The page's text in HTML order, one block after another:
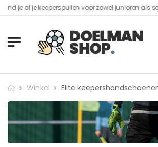
je keeperspullen voor zowel junioren als senioren!​
Winkel Elite